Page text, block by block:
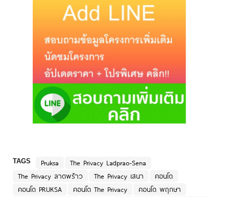
TAGS Pruksa
The Privacy Ladprao-Sena
The Privacy ลาดพร้าว
The Privacy เสนา
คอนโด
คอนโด PRUKSA
คอนโด The Privacy
คอนโด พฤกษา